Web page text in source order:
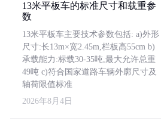
13米平板车的标准尺寸和载重参
数
13米平板车主要技术参数包括: a)外形
尺寸:长13m×宽2.45m,栏板高55cm b)
承载能力:标载30-35吨,最大允许总重
49吨 c)符合国家道路车辆外廓尺寸及
轴荷限值标准
2026年8月4日